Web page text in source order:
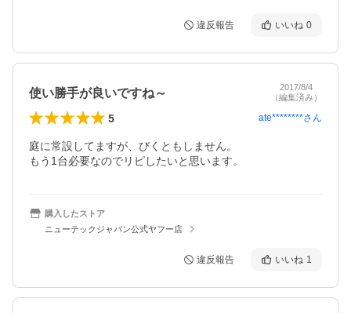
違反報告 いいね 0
使い勝手が良いですね～
2017/8/4
（編集済み）
5 ate********さん
庭に常設してますが、びくともしません。
もう1台必要なのでリピしたいと思います。
購入したストア
ニューテックジャパン公式ヤフー店
違反報告 いいね 1